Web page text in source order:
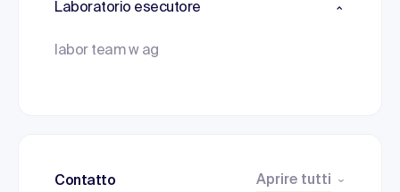
Laboratorio esecutore
labor team w ag
Contatto Aprire tutti